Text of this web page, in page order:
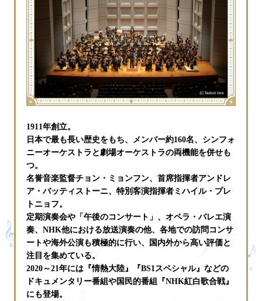
1911年創立。
日本で最も長い歴史をもち、メンバー約160名、シンフォ
ニーオーケストラと劇場オーケストラの両機能を併せも
つ。
名誉音楽監督チョン・ミョンフン、首席指揮者アンドレ
ア・バッティストーニ、特別客演指揮者ミハイル・プレ
トニョフ。
定期演奏会や「午後のコンサート」、オペラ・バレエ演
奏、NHK他における放送演奏の他、各地での訪問コンサ
ートや海外公演も積極的に行い、国内外から高い評価と
注目を集めている。
2020～21年には『情熱大陸』『BS1スペシャル』などの
ドキュメンタリー番組や国民的番組『NHK紅白歌合戦』
にも登場。